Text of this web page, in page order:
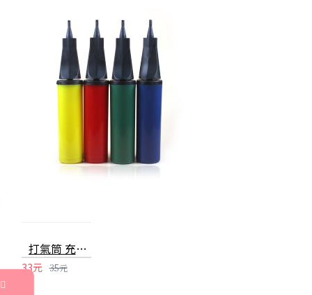
打氣筒 充氣筒 打氣設備 派對用品 手動打氣筒
33元 35元